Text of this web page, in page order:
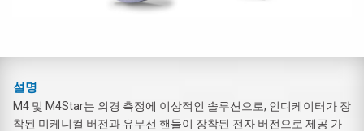
설명
M4 및 M4Star는 외경 측정에 이상적인 솔루션으로, 인디케이터가 장
착된 미케니컬 버전과 유무선 핸들이 장착된 전자 버전으로 제공 가